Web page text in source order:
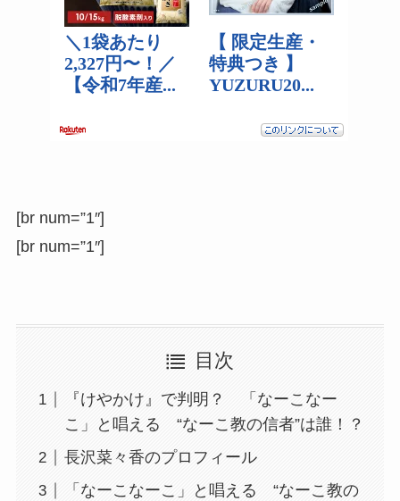
[br num=”1″]
[br num=”1″]
目次
『けやかけ』で判明？ 「なーこなー
こ」と唱える “なーこ教の信者”は誰！？
長沢菜々香のプロフィール
「なーこなーこ」と唱える “なーこ教の